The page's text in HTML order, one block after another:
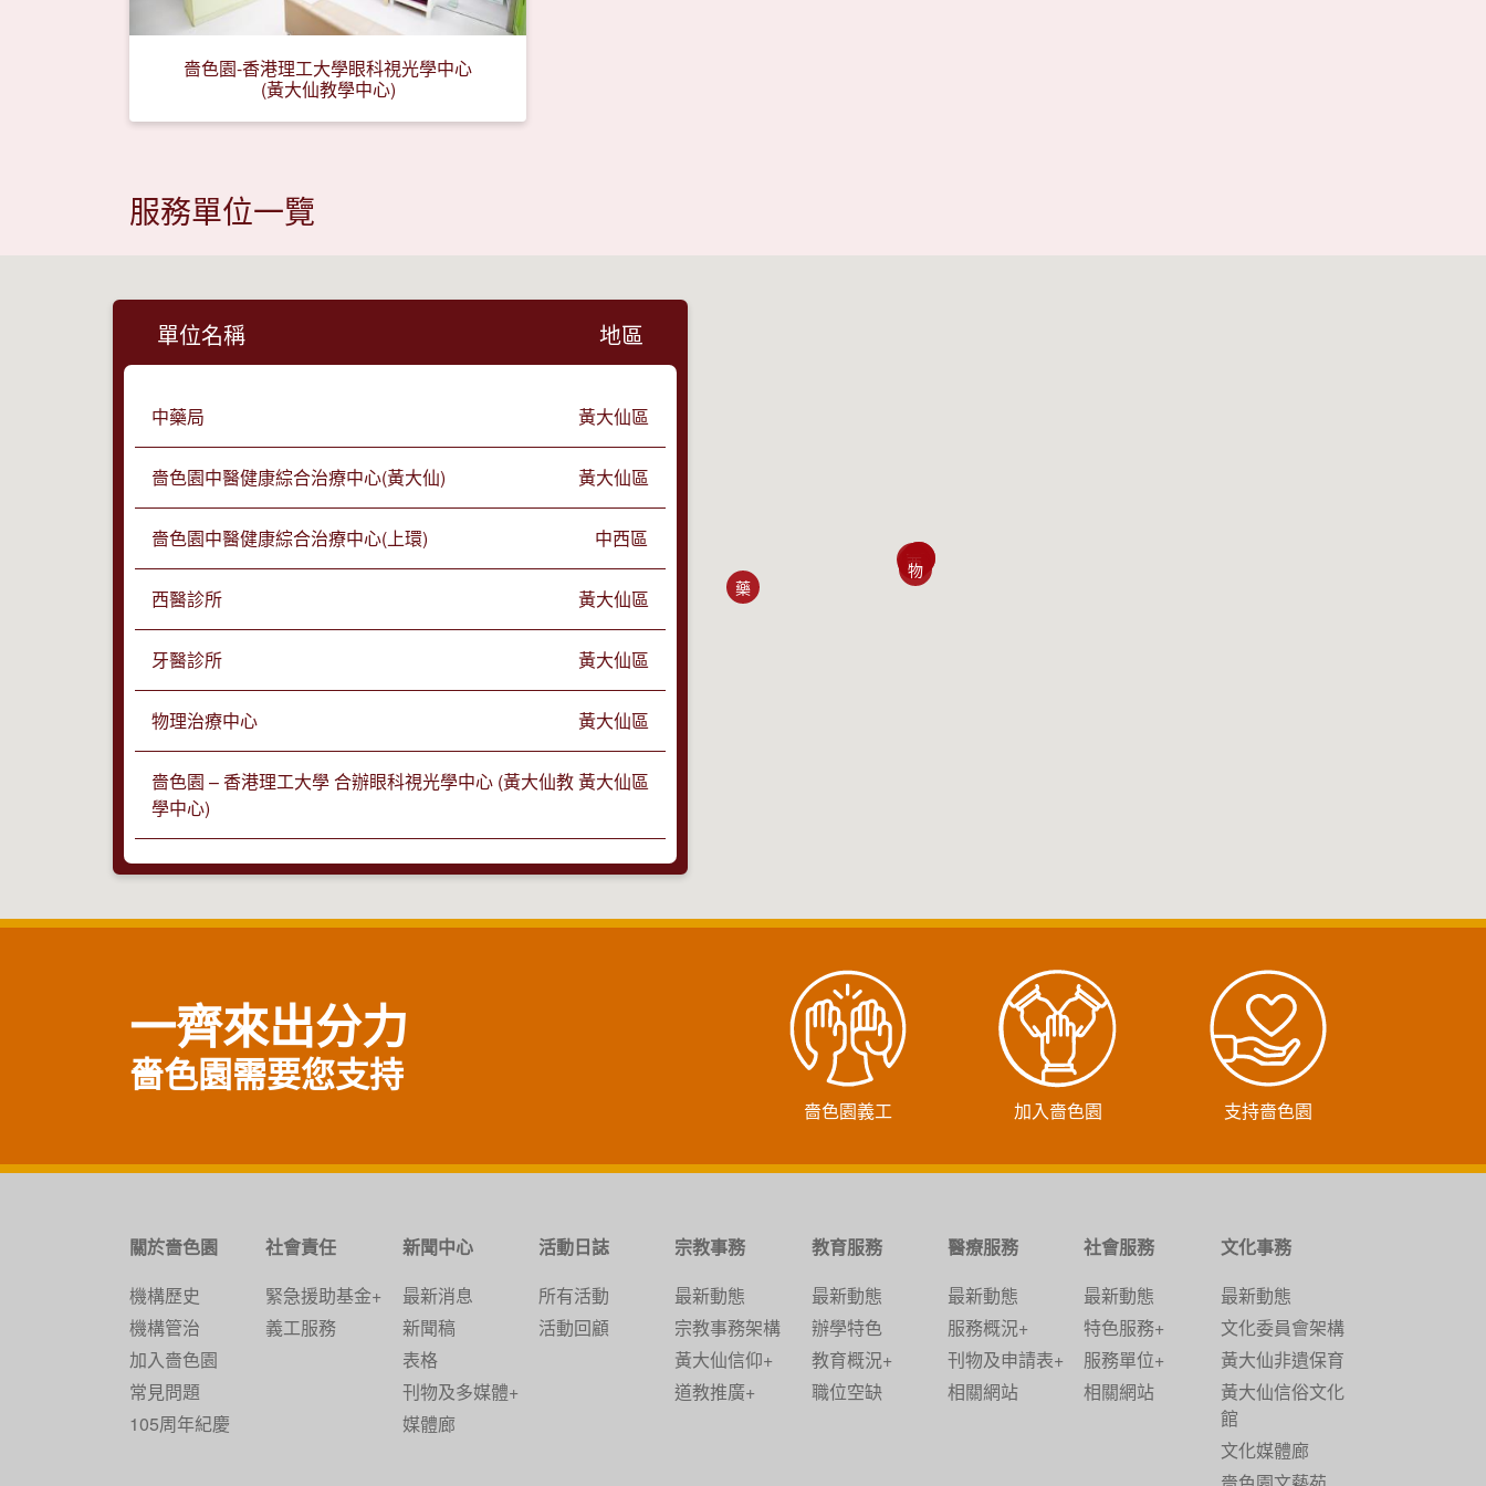
嗇色園-香港理工大學眼科視光學中心
(黃大仙教學中心)
服務單位一覽
藥
中
西
牙
物
眼
單位名稱 地區
中藥局 黃大仙區
嗇色園中醫健康綜合治療中心(黃大仙) 黃大仙區
嗇色園中醫健康綜合治療中心(上環) 中西區
西醫診所 黃大仙區
牙醫診所 黃大仙區
物理治療中心 黃大仙區
嗇色園 – 香港理工大學 合辦眼科視光學中心 (黃大仙教
學中心)
黃大仙區
一齊來出分力
嗇色園需要您支持
嗇色園義工 加入嗇色園 支持嗇色園
關於嗇色園
機構歷史
機構管治
加入嗇色園
常見問題
105周年紀慶
社會責任
緊急援助基金+
義工服務
新聞中心
最新消息
新聞稿
表格
刊物及多媒體+
媒體廊
活動日誌
所有活動
活動回顧
宗教事務
最新動態
宗教事務架構
黃大仙信仰+
道教推廣+
教育服務
最新動態
辦學特色
教育概況+
職位空缺
醫療服務
最新動態
服務概況+
刊物及申請表+
相關網站
社會服務
最新動態
特色服務+
服務單位+
相關網站
文化事務
最新動態
文化委員會架構
黃大仙非遺保育
黃大仙信俗文化
館
文化媒體廊